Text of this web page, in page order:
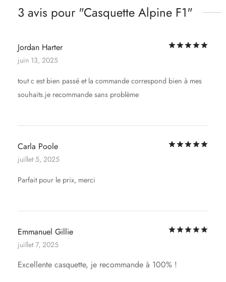
3 avis pour Casquette Alpine F1
Jordan Harter
juin 13, 2025
tout c est bien passé et la commande correspond bien à mes
souhaits.je recommande sans problème
Carla Poole
juillet 5, 2025
Parfait pour le prix, merci
Emmanuel Gillie
juillet 7, 2025
Excellente casquette, je recommande à 100% !